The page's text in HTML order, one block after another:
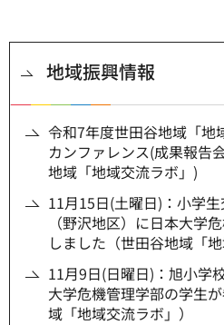
地域振興情報
令和7年度世田谷地域「地
カンファレンス(成果報告
地域「地域交流ラボ」)
11月15日(土曜日)：小学
（野沢地区）に日本大学
しました（世田谷地域「地
11月9日(日曜日)：旭小学
大学危機管理学部の学生
域「地域交流ラボ」）